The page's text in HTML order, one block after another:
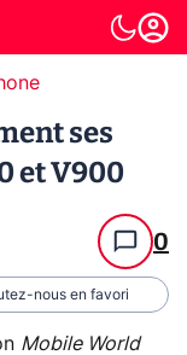
ses
et V900
0
nous en favori
Mobile World